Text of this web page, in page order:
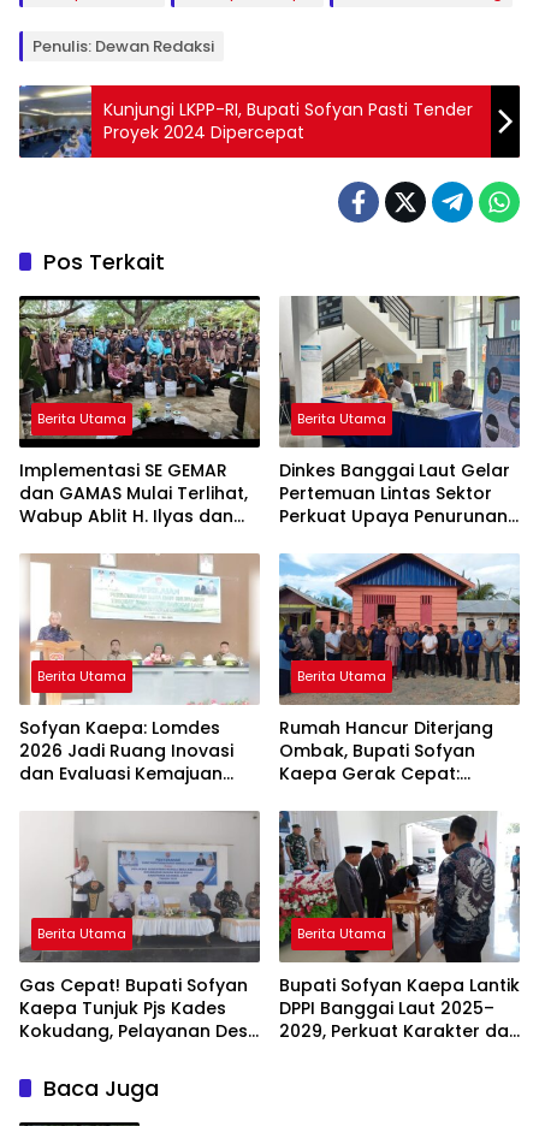
Penulis: Dewan Redaksi
Kunjungi LKPP-RI, Bupati Sofyan Pasti Tender
Proyek 2024 Dipercepat
Pos Terkait
Berita Utama
Implementasi SE GEMAR
dan GAMAS Mulai Terlihat,
Wabup Ablit H. Ilyas dan
Kompak Ambil Rapor Anak
Berita Utama
Dinkes Banggai Laut Gelar
Pertemuan Lintas Sektor
Perkuat Upaya Penurunan
Berita Utama
Sofyan Kaepa: Lomdes
2026 Jadi Ruang Inovasi
dan Evaluasi Kemajuan
Berita Utama
Rumah Hancur Diterjang
Ombak, Bupati Sofyan
Kaepa Gerak Cepat:
Diserahkan!
Berita Utama
Gas Cepat! Bupati Sofyan
Kaepa Tunjuk Pjs Kades
Kokudang, Pelayanan Desa
Berita Utama
Bupati Sofyan Kaepa Lantik
DPPI Banggai Laut 2025–
2029, Perkuat Karakter dan
Baca Juga